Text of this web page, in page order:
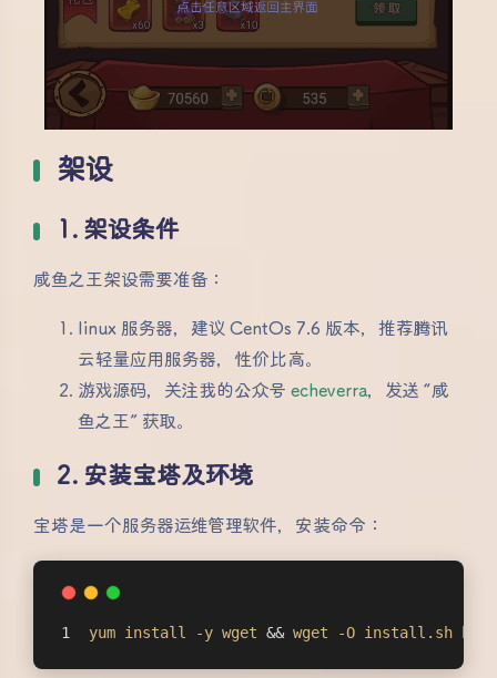
架设
1. 架设条件
咸鱼之王架设需要准备：
linux 服务器，建议 CentOs 7.6 版本，推荐腾讯
云轻量应用服务器，性价比高。
游戏源码，关注我的公众号 echeverra，发送 “咸
鱼之王” 获取。
2. 安装宝塔及环境
宝塔是一个服务器运维管理软件，安装命令：
yum install -y wget && wget -O install .sh